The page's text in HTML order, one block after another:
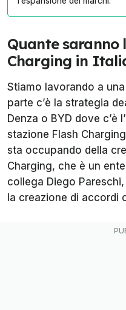
Quante saranno
Charging in
Stiamo lavorando a
parte c’è la strategia
Denza o BYD dove c’è
stazione Flash
sta occupando della
Charging, che è un
collega Diego
la creazione di accordi